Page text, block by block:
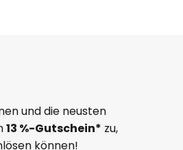
und die neusten
13 %-Gutschein* zu,
können!